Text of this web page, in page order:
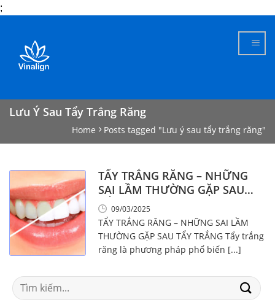
;
content
Lưu Ý Sau Tẩy Trắng Răng
Home Posts tagged "Lưu ý sau tẩy trắng răng"
TẨY TRẮNG RĂNG – NHỮNG
SAI LẦM THƯỜNG GẶP SAU
TẨY TRẮNG
09/03/2025
TẨY TRẮNG RĂNG – NHỮNG SAI LẦM
THƯỜNG GẶP SAU TẨY TRẮNG Tẩy trắng
răng là phương pháp phổ biến [...]
Search
for: